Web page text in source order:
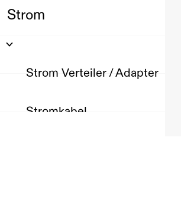
Strom
Strom Verteiler / Adapter
Stromkabel